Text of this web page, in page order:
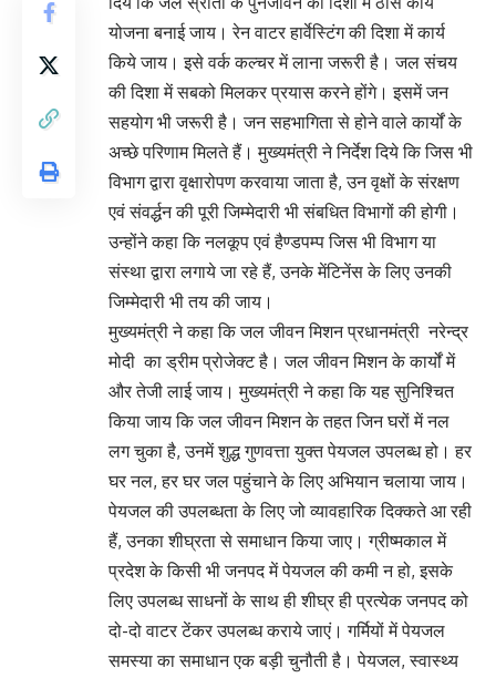
योजना बनाई जाय। रेन वाटर हार्वेस्टिंग की दिशा में कार्य
किये जाय। इसे वर्क कल्चर में लाना जरूरी है। जल संचय
की दिशा में सबको मिलकर प्रयास करने होंगे। इसमें जन
सहयोग भी जरूरी है। जन सहभागिता से होने वाले कार्यों के
अच्छे परिणाम मिलते हैं। मुख्यमंत्री ने निर्देश दिये कि जिस भी
विभाग द्वारा वृक्षारोपण करवाया जाता है, उन वृक्षों के संरक्षण
एवं संवर्द्धन की पूरी जिम्मेदारी भी संबधित विभागों की होगी।
उन्होंने कहा कि नलकूप एवं हैण्डपम्प जिस भी विभाग या
संस्था द्वारा लगाये जा रहे हैं, उनके मेंटिनेंस के लिए उनकी
जिम्मेदारी भी तय की जाय।
मुख्यमंत्री ने कहा कि जल जीवन मिशन प्रधानमंत्री नरेन्द्र
मोदी का ड्रीम प्रोजेक्ट है। जल जीवन मिशन के कार्यों में
और तेजी लाई जाय। मुख्यमंत्री ने कहा कि यह सुनिश्चित
किया जाय कि जल जीवन मिशन के तहत जिन घरों में नल
लग चुका है, उनमें शुद्ध गुणवत्ता युक्त पेयजल उपलब्ध हो। हर
घर नल, हर घर जल पहुंचाने के लिए अभियान चलाया जाय।
पेयजल की उपलब्धता के लिए जो व्यावहारिक दिक्कते आ रही
हैं, उनका शीघ्रता से समाधान किया जाए। ग्रीष्मकाल में
प्रदेश के किसी भी जनपद में पेयजल की कमी न हो, इसके
लिए उपलब्ध साधनों के साथ ही शीघ्र ही प्रत्येक जनपद को
दो-दो वाटर टेंकर उपलब्ध कराये जाएं। गर्मियों में पेयजल
समस्या का समाधान एक बड़ी चुनौती है। पेयजल, स्वास्थ्य